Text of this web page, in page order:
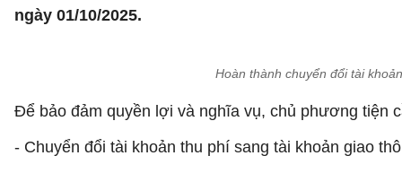
ngày 01/10/2025.
Hoàn thành chuyển đổi tài
Để bảo đảm quyền lợi và nghĩa vụ, chủ phương tiện
- Chuyển đổi tài khoản thu phí sang tài khoản giao